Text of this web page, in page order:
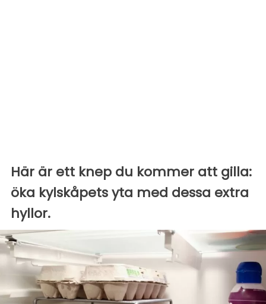
Här är ett knep du kommer att gilla:
öka kylskåpets yta med dessa extra
hyllor.